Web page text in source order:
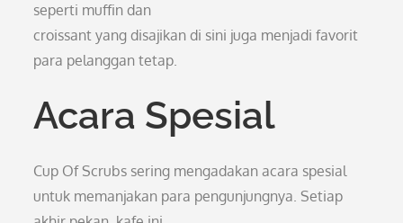
seperti muffin dan
croissant yang disajikan di sini juga menjadi favorit
para pelanggan tetap.
Acara Spesial
Cup Of Scrubs sering mengadakan acara spesial
untuk memanjakan para pengunjungnya. Setiap